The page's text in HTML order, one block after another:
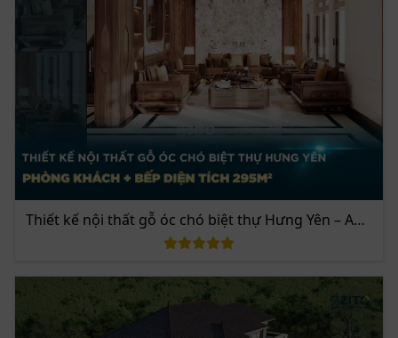
sự tiện nghi trong sinh hoạt hằng ngày. Tủ bếp được
bố trí khoa học với hệ cánh kính sang trọng kết hợp
cùng chất liệu gỗ cao cấp, vừa mang lại vẻ đẹp tinh tế
vừa giúp gia chủ dễ dàng lưu trữ và sắp xếp đồ đạc.
Ốp bếp sử dụng đá tự nhiên vân độc đáo, tạo nên
điểm nhấn ấn tượng cho toàn bộ không gian nấu
Bàn ăn liền kề phòng khách được thiết kế đồng bộ với
bộ sofa gỗ, mang đến sự hài hòa trong tổng thể. Ghế
ăn bọc da êm ái, kết hợp cùng đèn thả trần nghệ thuật
với thiết kế hiện đại, tạo nên một không gian ấm cúng
nhưng vẫn rất đẳng cấp. Đây chính là nơi gia đình sum
họp, quây quần trong những bữa cơm trọn vẹn yêu
thương.
Thiết kế nội thất gỗ óc chó biệt thự Hưng Yên – Anh